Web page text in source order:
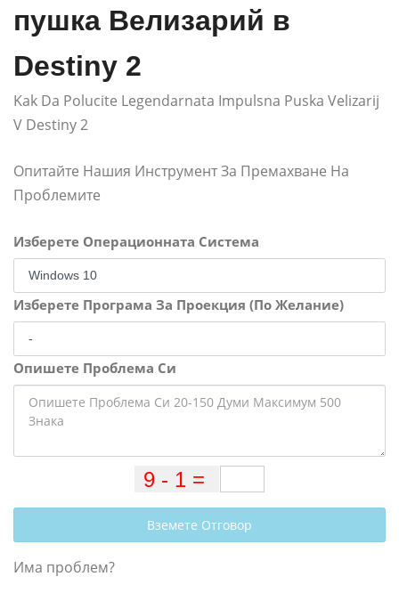
пушка Велизарий в
Destiny 2
Kak Da Polucite Legendarnata Impulsna Puska Velizarij
V Destiny 2
Опитайте Нашия Инструмент За Премахване На
Проблемите
Изберете Операционната Система
Изберете Програма За Проекция (По Желание)
Опишете Проблема Си
Вземете Отговор
Има проблем?